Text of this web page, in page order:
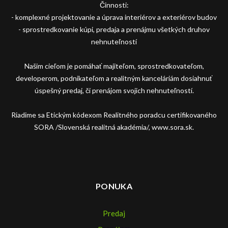
Činnosti:
- komplexné projektovanie a úprava interiérov a exteriérov budov
- sprostredkovanie kúpi, predaja a prenájmu všetkých druhov
nehnuteľností
Našim cieľom je pomáhať majiteľom, sprostredkovateľom,
developerom, podnikateľom a realitným kanceláriám dosiahnuť
úspešný predaj, či prenájom svojich nehnuteľností.
Riadime sa Etickým kódexom Realitného poradcu certifikovaného
SORA /Slovenská realitná akadémia/, www.sora.sk.
PONUKA
Predaj